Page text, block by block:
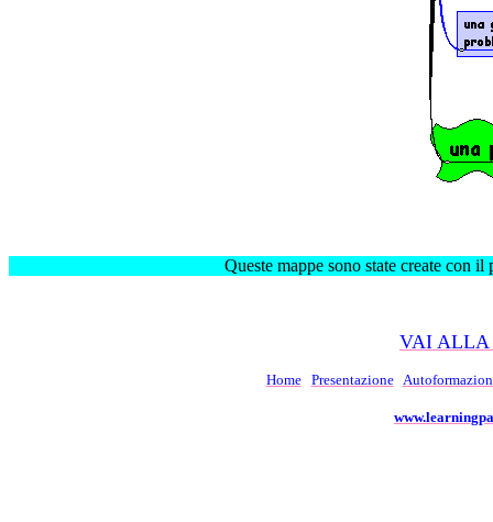
Queste mappe sono state create con
VAI ALLA
Home Presentazione